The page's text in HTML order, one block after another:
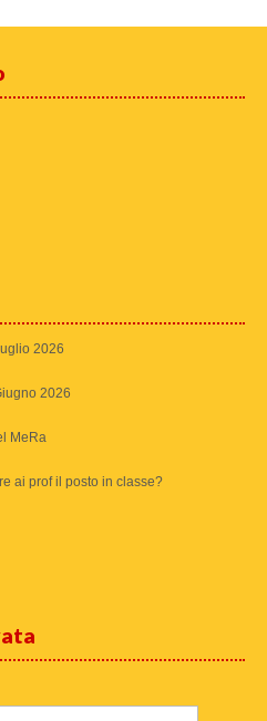
2026
2026
MeRa
ai prof il posto in classe?